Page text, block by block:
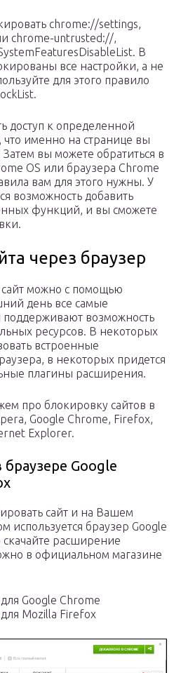
chrome://settings,
chrome-untrusted://,
В
все настройки, а не
для этого правило
доступ к определенной
что именно на странице вы
Затем вы можете обратиться в
OS или браузера Chrome
вам для этого нужны. У
возможность добавить
функций, и вы сможете
через браузер
можно с помощью
день все самые
возможность
ресурсов. В некоторых
встроенные
в некоторых придется
плагины расширения.
про блокировку сайтов в
Google Chrome, Firefox,
Explorer.
Google
сайт и на Вашем
используется браузер Google
расширение
в официальном магазине
Google Chrome
Mozilla Firefox